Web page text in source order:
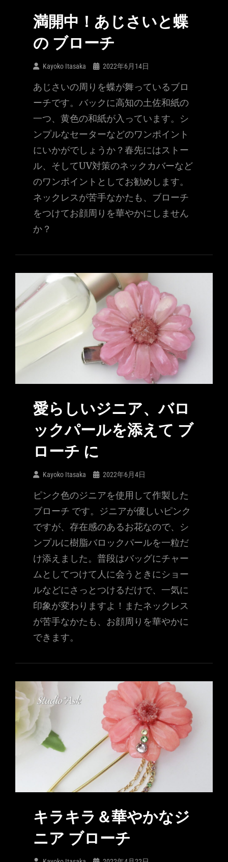
満開中！あじさいと蝶
の ブローチ
Kayoko Itasaka 2022年6月14日
あじさいの周りを蝶が舞っているブロ
ーチです。バックに高知の土佐和紙の
一つ、黄色の和紙が入っています。シ
ンプルなセーターなどのワンポイント
にいかがでしょうか？春先にはストー
ル、そしてUV対策のネックカバーなど
のワンポイントとしてお勧めします。
ネックレスが苦手なかたも、ブローチ
をつけてお顔周りを華やかにしません
か？
愛らしいジニア、バロ
ックパールを添えて ブ
ローチ に
Kayoko Itasaka 2022年6月4日
ピンク色のジニアを使用して作製した
ブローチ です。ジニアが優しいピンク
ですが、存在感のあるお花なので、シ
ンプルに樹脂バロックパールを一粒だ
け添えました。普段はバッグにチャー
ムとしてつけて人に会うときにショー
ルなどにさっとつけるだけで、一気に
印象が変わりますよ！またネックレス
が苦手なかたも、お顔周りを華やかに
できます。
キラキラ＆華やかなジ
ニア ブローチ